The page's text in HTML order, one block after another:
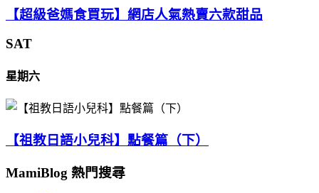
【超級爸媽食買玩】網店人氣熱賣六款甜品
SAT
星期六
【祖教日語小兒科】點餐篇（下）
MamiBlog 熱門搜尋